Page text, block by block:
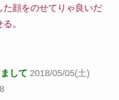
顔をのせてりゃ良いだ
。
して 2018/05/05(土)